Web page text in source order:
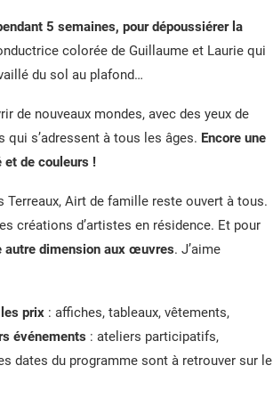
5 semaines, pour dépoussiérer la
colorée de Guillaume et Laurie qui
du sol au plafond…
de nouveaux mondes, avec des yeux de
s’adressent à tous les âges. Encore une
et de couleurs !
Airt de famille reste ouvert à tous.
créations d’artistes en résidence. Et pour
autre dimension aux œuvres. J’aime
prix : affiches, tableaux, vêtements,
événements : ateliers participatifs,
dates du programme sont à retrouver sur le